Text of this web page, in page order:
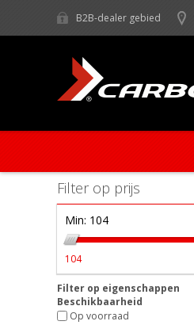
B2B-dealer gebied
Filter op prijs
Min: 104
104
Filter op eigenschappen
Beschikbaarheid
Op voorraad